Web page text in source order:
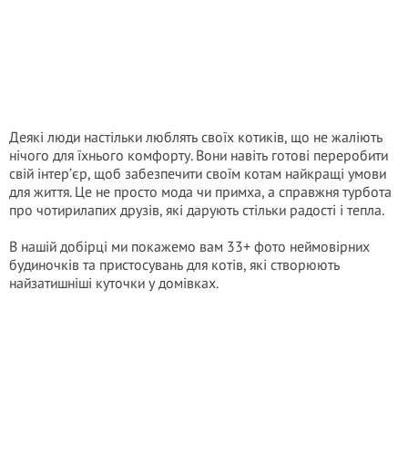
Деякі люди настільки люблять своїх котиків, що не жаліють
нічого для їхнього комфорту. Вони навіть готові переробити
свій інтер’єр, щоб забезпечити своїм котам найкращі умови
для життя. Це не просто мода чи примха, а справжня турбота
про чотирилапих друзів, які дарують стільки радості і тепла.
В нашій добірці ми покажемо вам 33+ фото неймовірних
будиночків та пристосувань для котів, які створюють
найзатишніші куточки у домівках.